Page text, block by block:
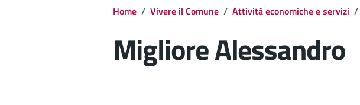
Home / Vivere il Comune / Attività economiche e servizi /
Migliore Alessandro